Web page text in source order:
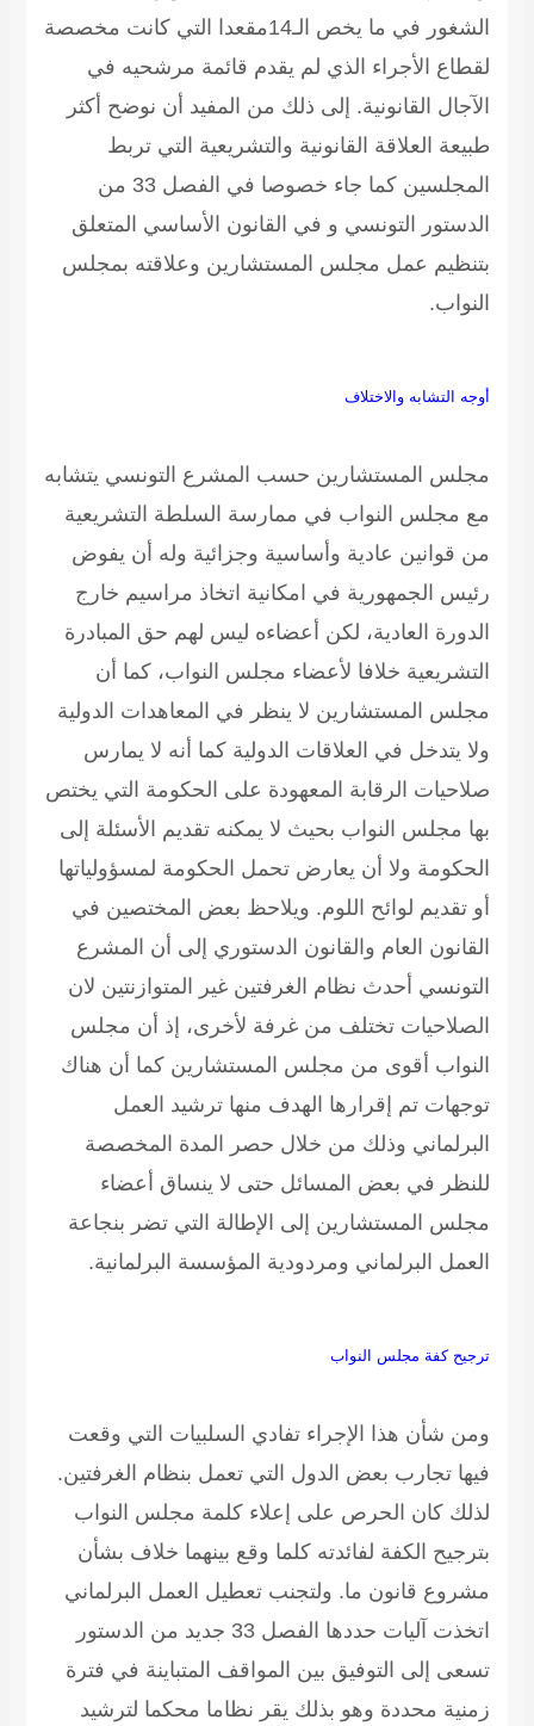
الشغور في ما يخص الـ14مقعدا التي كانت مخصصة
لقطاع الأجراء الذي لم يقدم قائمة مرشحيه في
الآجال القانونية. إلى ذلك من المفيد أن نوضح أكثر
طبيعة العلاقة القانونية والتشريعية التي تربط
المجلسين كما جاء خصوصا في الفصل 33 من
الدستور التونسي و في القانون الأساسي المتعلق
بتنظيم عمل مجلس المستشارين وعلاقته بمجلس
النواب.
أوجه التشابه والاختلاف
مجلس المستشارين حسب المشرع التونسي يتشابه
مع مجلس النواب في ممارسة السلطة التشريعية
من قوانين عادية وأساسية وجزائية وله أن يفوض
رئيس الجمهورية في امكانية اتخاذ مراسيم خارج
الدورة العادية، لكن أعضاءه ليس لهم حق المبادرة
التشريعية خلافا لأعضاء مجلس النواب، كما أن
مجلس المستشارين لا ينظر في المعاهدات الدولية
ولا يتدخل في العلاقات الدولية كما أنه لا يمارس
صلاحيات الرقابة المعهودة على الحكومة التي يختص
بها مجلس النواب بحيث لا يمكنه تقديم الأسئلة إلى
الحكومة ولا أن يعارض تحمل الحكومة لمسؤولياتها
أو تقديم لوائح اللوم. ويلاحظ بعض المختصين في
القانون العام والقانون الدستوري إلى أن المشرع
التونسي أحدث نظام الغرفتين غير المتوازنتين لان
الصلاحيات تختلف من غرفة لأخرى، إذ أن مجلس
النواب أقوى من مجلس المستشارين كما أن هناك
توجهات تم إقرارها الهدف منها ترشيد العمل
البرلماني وذلك من خلال حصر المدة المخصصة
للنظر في بعض المسائل حتى لا ينساق أعضاء
مجلس المستشارين إلى الإطالة التي تضر بنجاعة
العمل البرلماني ومردودية المؤسسة البرلمانية.
ترجيح كفة مجلس النواب
ومن شأن هذا الإجراء تفادي السلبيات التي وقعت
فيها تجارب بعض الدول التي تعمل بنظام الغرفتين.
لذلك كان الحرص على إعلاء كلمة مجلس النواب
بترجيح الكفة لفائدته كلما وقع بينهما خلاف بشأن
مشروع قانون ما. ولتجنب تعطيل العمل البرلماني
اتخذت آليات حددها الفصل 33 جديد من الدستور
تسعى إلى التوفيق بين المواقف المتباينة في فترة
زمنية محددة وهو بذلك يقر نظاما محكما لترشيد